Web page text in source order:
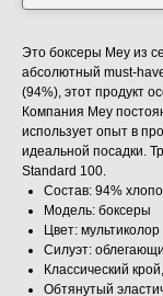
Это боксеры Mey из
абсолютный must-
(94%), этот продукт
Компания Mey
использует опыт в
идеальной посадки.
Standard 100.
Состав: 94%
Модель: боксеры
Цвет: мультиколор
Силуэт:
Классический
Обтянутый